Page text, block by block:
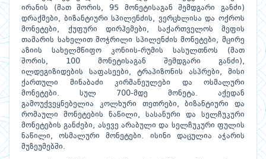
ირანის (მათ შორის, 95 მონეტისაგან შემდგარი განძი)
დრაქმები, ბიზანტიური სპილენძის, ვერცხლისა და ოქროს
მონეტები, ქუფური დირჰემები, საქართველოს მეფის
თამარის სახელით მოჭრილი სპილენძის მონეტები, მცირე
აზიის სახელმწიფო კონიის-რუმის სასულთნოს (მათ
შორის, 100 მონეტისაგან შემდგარი განძი),
ილდეგიზიდების საფასეები, ტრაპიზონის ასპრები, მისი
ქართული მინაბაძი კირმანეულები და ოსმალური
მონეტები. სულ 700-მდე მონეტა. აქედან
გამოუქვეყნებელია კოლხური თეთრები, ბიზანტიური და
რომაული მონეტების ნაწილი, სასანური და სელჩუკური
მონეტების განძები, ასევე არაბული და სელჩუკური ფულის
ნაწილი, ოსმალური მონეტები. ისინი დაცულია აჭარის
მუზეუმებში.